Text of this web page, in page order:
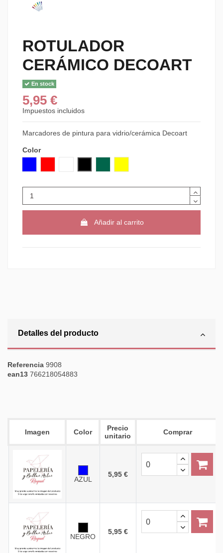
ROTULADOR
CERÁMICO DECOART
En stock
5,95 €
Impuestos incluidos
Marcadores de pintura para vidrio/cerámica Decoart
Color
Añadir al carrito
Detalles del producto
Referencia 9908
ean13 766218054883
Imagen Color
Precio
unitario
Comprar
AZUL
5,95 €
NEGRO
5,95 €